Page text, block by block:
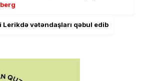
vətəndaşları qəbul edib